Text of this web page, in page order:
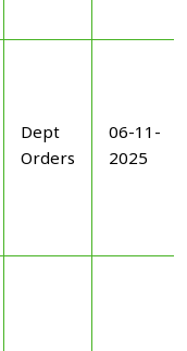
Dept
Orders
06-11-
2025